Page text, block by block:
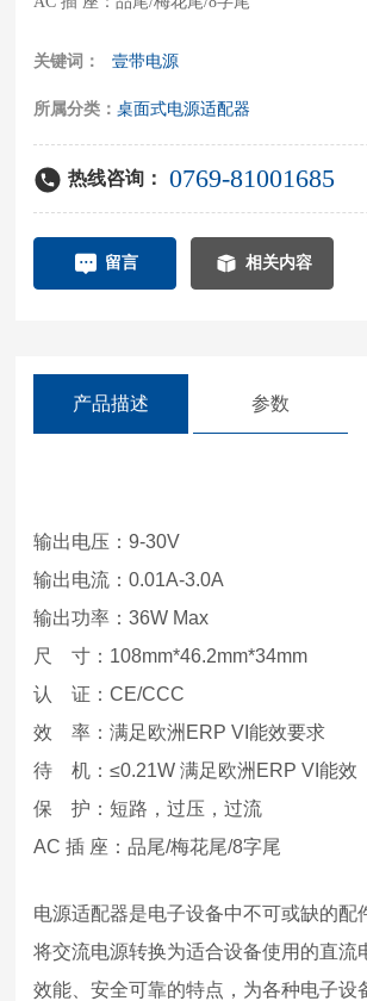
关键词： 壹带电源
所属分类：桌面式电源适配器
热线咨询： 0769-81001685
留言 相关内容
产品描述 参数
输出电压：9-30V
输出电流：0.01A-3.0A
输出功率：36W Max
尺 寸：108mm*46.2mm*34mm
认 证：CE/CCC
效 率：满足欧洲ERP VI能效要求
待 机：≤0.21W 满足欧洲ERP VI能效
保 护：短路，过压，过流
AC 插 座：品尾/梅花尾/8字尾
电源适配器是电子设备中不可或缺的配
将交流电源转换为适合设备使用的直流
效能、安全可靠的特点，为各种电子设